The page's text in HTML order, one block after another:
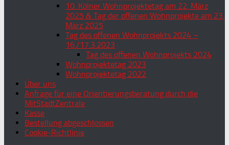
10. Kölner Wohnprojektetag am 22. März
2025 & Tag der offenen Wohnprojekte am 23.
März 2025
Tag des offenen Wohnprojekts 2024 –
16./17.3.2023
Tag des offenen Wohnprojekts 2024
Wohnprojektetag 2023
Wohnprojektetag 2022
Über uns
Anfrage für eine Orientierungsberatung durch die
MitStadtZentrale
Kasse
Bestellung abgeschlossen
Cookie-Richtlinie